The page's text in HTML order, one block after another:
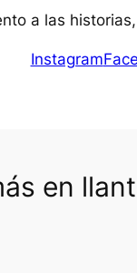
a las
Instagram
en